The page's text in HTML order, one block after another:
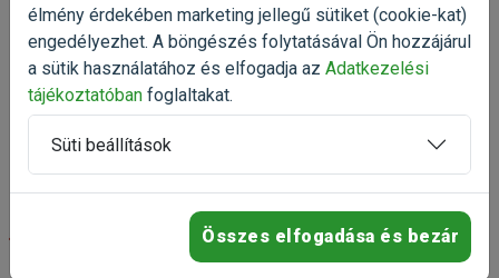
Egységár: 2 018 Ft / db
Raktáron
4 036 Ft
élmény érdekében marketing jellegű sütiket (cookie-kat)
engedélyezhet. A böngészés folytatásával Ön hozzájárul
a sütik használatához és elfogadja az Adatkezelési
tájékoztatóban foglaltakat.
Süti beállítások
Összes elfogadása és bezár